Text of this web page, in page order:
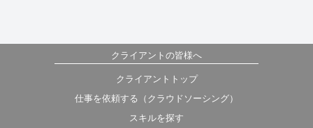
クライアントの皆様へ
クライアントトップ
仕事を依頼する（クラウドソーシング）
スキルを探す